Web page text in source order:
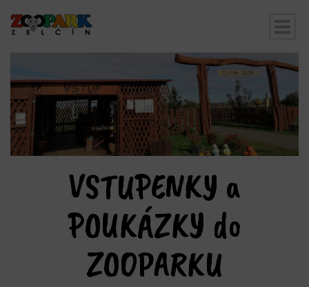
VSTUPENKY a
POUKÁZKY do
ZOOPARKU